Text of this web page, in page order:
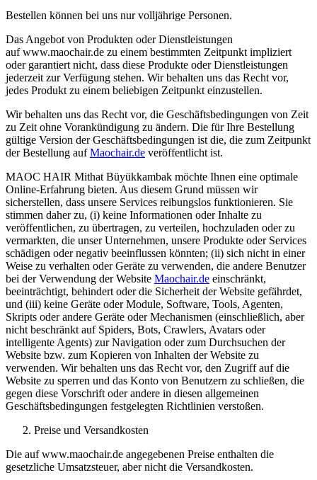
Bestellen können bei uns nur volljährige Personen.
Das Angebot von Produkten oder Dienstleistungen
auf www.maochair.de zu einem bestimmten Zeitpunkt impliziert
oder garantiert nicht, dass diese Produkte oder Dienstleistungen
jederzeit zur Verfügung stehen. Wir behalten uns das Recht vor,
jedes Produkt zu einem beliebigen Zeitpunkt einzustellen.
Wir behalten uns das Recht vor, die Geschäftsbedingungen von Zeit
zu Zeit ohne Vorankündigung zu ändern. Die für Ihre Bestellung
gültige Version der Geschäftsbedingungen ist die, die zum Zeitpunkt
der Bestellung aufMaochair.de veröffentlicht ist.
MAOC HAIR Mithat Büyükkambak möchte Ihnen eine optimale
Online-Erfahrung bieten. Aus diesem Grund müssen wir
sicherstellen, dass unsere Services reibungslos funktionieren. Sie
stimmen daher zu, (i) keine Informationen oder Inhalte zu
veröffentlichen, zu übertragen, zu verteilen, hochzuladen oder zu
vermarkten, die unser Unternehmen, unsere Produkte oder Services
schädigen oder negativ beeinflussen könnten; (ii) sich nicht in einer
Weise zu verhalten oder Geräte zu verwenden, die andere Benutzer
bei der Verwendung der Website Maochair.de einschränkt,
beeinträchtigt, behindert oder die Sicherheit der Website gefährdet,
und (iii) keine Geräte oder Module, Software, Tools, Agenten,
Skripts oder andere Geräte oder Mechanismen (einschließlich, aber
nicht beschränkt auf Spiders, Bots, Crawlers, Avatars oder
intelligente Agents) zur Navigation oder zum Durchsuchen der
Website bzw. zum Kopieren von Inhalten der Website zu
verwenden. Wir behalten uns das Recht vor, den Zugriff auf die
Website zu sperren und das Konto von Benutzern zu schließen, die
gegen diese Vorschrift oder andere in diesen allgemeinen
Geschäftsbedingungen festgelegten Richtlinien verstoßen.
Preise und Versandkosten
Die auf www.maochair.de angegebenen Preise enthalten die
gesetzliche Umsatzsteuer, aber nicht die Versandkosten.